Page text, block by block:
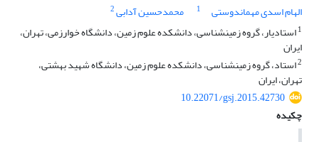
الهام اسدی مهماندوستی
1 محمدحسین آدابی2
1
استادیار، گروه زمین‎شناسی، دانشکده علوم زمین، دانشگاه خوارزمی، تهران،
ایران
2 استاد، گروه زمین‎شناسی، دانشکده علوم زمین، دانشگاه شهید بهشتی،
تهران، ایران
10.22071/gsj.2015.42730
چکیده